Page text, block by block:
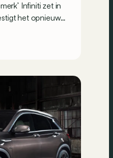
Infiniti zet in
het opnieuw